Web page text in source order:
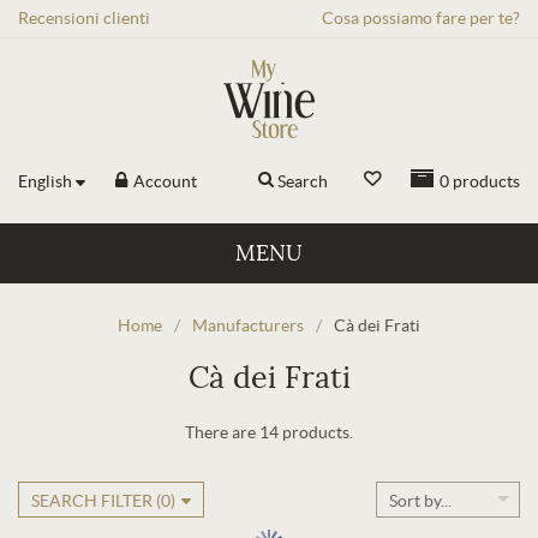
Recensioni clienti Cosa possiamo fare per te?
English Account 0 products
Search
MENU
Home / Manufacturers / Cà dei Frati
Cà dei Frati
There are 14 products.
SEARCH FILTER (0) Sort by...